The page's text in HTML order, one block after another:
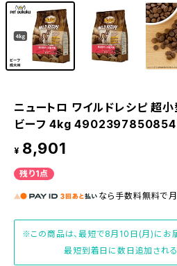
ニュートロ ワイルドレシピ 超
ビーフ 4kg 4902397850854
¥ 8,901
残り1点
なら 手数料無料で
※この商品は、最短で8月10日(月)にお届
最短到着日に数日追加される